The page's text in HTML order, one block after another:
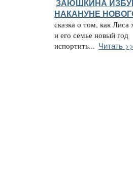
ЗАЮШКИНА
НАКАНУНЕ
сказка о том, как Лиса
и его семье новый год
испортить... Читать >>